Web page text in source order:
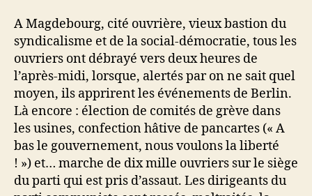
A Magdebourg, cité ouvrière, vieux bastion du
syndicalisme et de la social-démocratie, tous les
ouvriers ont débrayé vers deux heures de
l’après-midi, lorsque, alertés par on ne sait quel
moyen, ils apprirent les événements de Berlin.
Là encore : élection de comités de grève dans
les usines, confection hâtive de pancartes (« A
bas le gouvernement, nous voulons la liberté
! ») et… marche de dix mille ouvriers sur le siège
du parti qui est pris d’assaut. Les dirigeants du